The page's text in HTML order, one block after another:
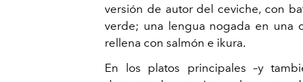
versión de autor del ceviche, con
verde; una lengua nogada en una
rellena con salmón e ikura.
En los platos principales –y